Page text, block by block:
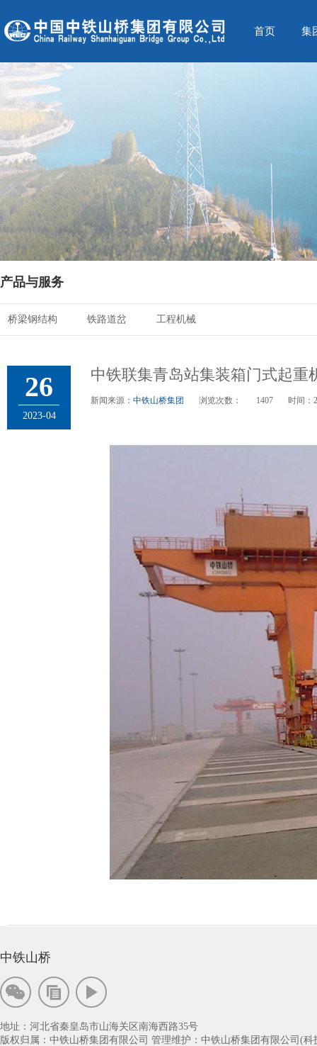
首页 集
产品与服务
桥梁钢结构 铁路道岔 工程机械
26
2023-04
中铁联集青岛站集装箱门式起重
新闻来源： 中铁山桥集团 浏览次数： 1407 时间：
中铁山桥
地址：河北省秦皇岛市山海关区南海西路35号
版权归属：中铁山桥集团有限公司 管理维护：中铁山桥集团有限公司(科